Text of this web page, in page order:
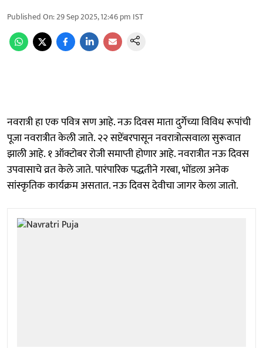
Published On:29 Sep 2025, 12:46 pm IST
नवरात्री हा एक पवित्र सण आहे. नऊ दिवस माता दुर्गेच्या विविध रूपांची
पूजा नवरात्रीत केली जाते. २२ सप्टेंबरपासून नवरात्रोत्सवाला सुरूवात
झाली आहे. १ ऑक्टोबर रोजी समाप्ती होणार आहे. नवरात्रीत नऊ दिवस
उपवासाचे व्रत केले जाते. पारंपारिक पद्धतीने गरबा, भोंडला अनेक
सांस्कृतिक कार्यक्रम असतात. नऊ दिवस देवीचा जागर केला जातो.